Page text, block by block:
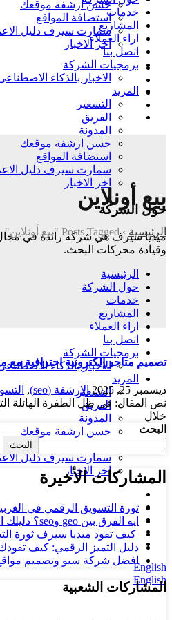
خدمات
المشاريع
اراء العملاء
اتصل بنا
برمجيات الشركة
الاخبار بالذكاء
المزيد
التسعير
الفريق
المدونة
حسن ارشفة موقعك
استضافة المواقع
سمارت سيرف دليل
اخر الاخبار
حول الشركة
وقيادة محركات البحث.
الرئيسية
حول الشركة
خدمات
المشاريع
اراء العملاء
اتصل بنا
برمجيات الشركة
الاخبار بالذكاء
المزيد
التسعير
الفريق
المدونة
حسن ارشفة موقعك
سمارت سيرف دليل
اخر الاخبار
English
English
حسن ارشفة موقعك
استضافة المواقع
سمارت سيرف دليل
اخر الاخبار
بيع أونلاين
الرئيسية ›Posts Tagged "بيع أونلاين"
تصميم متاجر إلكترونية احترافية
ديسمبر 25, 2025 الارشفة (seo) ,
خلال
البحث
البحث
المشاركات الأخيرة
ثورة التسويق الرقمي في
ايه الفرق بين geo وseo؟ دليلك الشامل من ميديا سيرف لثورة البحث الرقمي…
كيف تقود ميديا سيرف ثورة
دليل التميز الرقمي: كيف
افضل شركة سيو وتصميم مواقع
المشاركات الشعبية